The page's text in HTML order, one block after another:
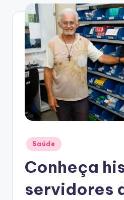
Posted
in
Saúde
Conheça
servidores